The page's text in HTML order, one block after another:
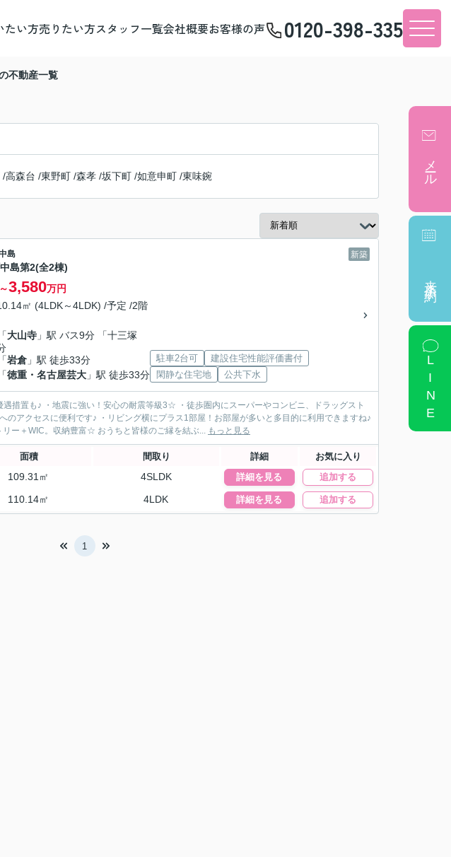
たい方売りたい方スタッフ一覧会社概要お客様の声 0120-398-335
不動産一覧
/高森台 /東野町 /森孝 /坂下町 /如意申町 /東味鋺
新築
島
島第2(全2棟)
3,580万円
㎡ (4LDK～4LDK) /予定 /2階
「大山寺 」駅 バス9分 「十三塚
「岩倉 」駅 徒歩33分
「徳重・名古屋芸大 」駅 徒歩33分
駐車2台可
建設住宅性能評価書付
閑静な住宅地
公共下水
遇措置も♪ ・地震に強い！安心の耐震等級3☆ ・徒歩圏内にスーパーやコンビニ、ドラッグスト
のアクセスに便利です♪ ・リビング横にプラス1部屋！お部屋が多いと多目的に利用できますね♪
・主寝室が広く、WICでお部屋もスッキリ。 ・パントリー＋WIC。収納豊富☆ おうちと皆様のご縁を結ぶ... もっと見る
面積 間取り 詳細 お気に入り
109.31㎡ 4SLDK 詳細を見る 追加する
110.14㎡ 4LDK 詳細を見る 追加する
1
メール
LINE